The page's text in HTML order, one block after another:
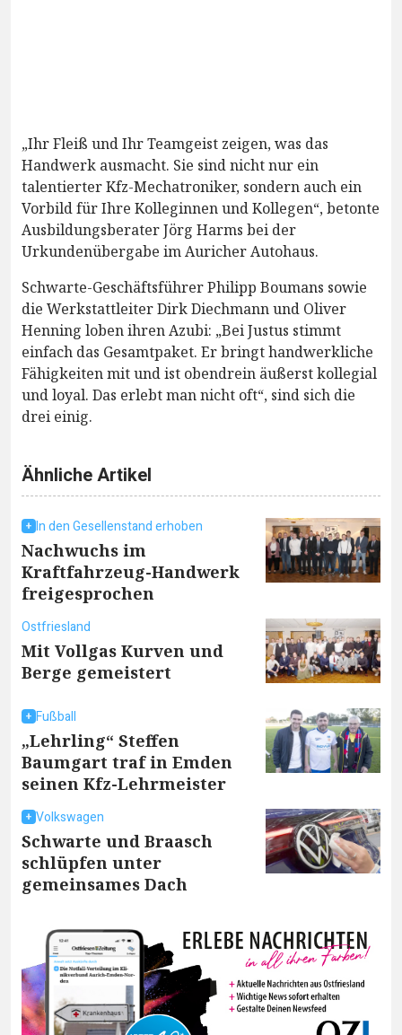
„Ihr Fleiß und Ihr Teamgeist zeigen, was das
Handwerk ausmacht. Sie sind nicht nur ein
talentierter Kfz-Mechatroniker, sondern auch ein
Vorbild für Ihre Kolleginnen und Kollegen“, betonte
Ausbildungsberater Jörg Harms bei der
Urkundenübergabe im Auricher Autohaus.
Schwarte-Geschäftsführer Philipp Boumans sowie
die Werkstattleiter Dirk Diechmann und Oliver
Henning loben ihren Azubi: „Bei Justus stimmt
einfach das Gesamtpaket. Er bringt handwerkliche
Fähigkeiten mit und ist obendrein äußerst kollegial
und loyal. Das erlebt man nicht oft“, sind sich die
drei einig.
Ähnliche Artikel
In den Gesellenstand erhoben
Nachwuchs im
Kraftfahrzeug-Handwerk
freigesprochen
Ostfriesland
Mit Vollgas Kurven und
Berge gemeistert
Fußball
„Lehrling“ Steffen
Baumgart traf in Emden
seinen Kfz-Lehrmeister
Volkswagen
Schwarte und Braasch
schlüpfen unter
gemeinsames Dach